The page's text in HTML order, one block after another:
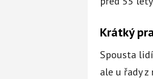
Krátký
Spousta
ale u řady